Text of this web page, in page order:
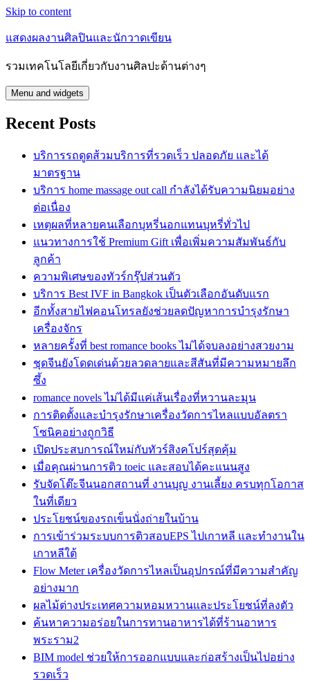
Skip to content
แสดงผลงานศิลปินและนักวาดเขียน
รวมเทคโนโลยีเกี่ยวกับงานศิลปะด้านต่างๆ
Menu and widgets
Recent Posts
บริการรถดูดส้วมบริการที่รวดเร็ว ปลอดภัย และได้
มาตรฐาน
บริการ home massage out call กำลังได้รับความนิยมอย่าง
ต่อเนื่อง
เหตุผลที่หลายคนเลือกบุหรี่นอกแทนบุหรี่ทั่วไป
แนวทางการใช้ Premium Gift เพื่อเพิ่มความสัมพันธ์กับ
ลูกค้า
ความพิเศษของทัวร์กรุ๊ปส่วนตัว
บริการ Best IVF in Bangkok เป็นตัวเลือกอันดับแรก
อีกทั้งสายไฟคอนโทรลยังช่วยลดปัญหาการบำรุงรักษา
เครื่องจักร
หลายครั้งที่ best romance books ไม่ได้จบลงอย่างสวยงาม
ชุดจีนยังโดดเด่นด้วยลวดลายและสีสันที่มีความหมายลึก
ซึ้ง
romance novels ไม่ได้มีแค่เส้นเรื่องที่หวานละมุน
การติดตั้งและบำรุงรักษาเครื่องวัดการไหลแบบอัลตรา
โซนิคอย่างถูกวิธี
เปิดประสบการณ์ใหม่กับทัวร์สิงคโปร์สุดคุ้ม
เมื่อคุณผ่านการติว toeic และสอบได้คะแนนสูง
รับจัดโต๊ะจีนนอกสถานที่ งานบุญ งานเลี้ยง ครบทุกโอกาส
ในที่เดียว
ประโยชน์ของรถเข็นนั่งถ่ายในบ้าน
การเข้าร่วมระบบการติวสอบEPS ไปเกาหลี และทำงานใน
เกาหลีใต้
Flow Meter เครื่องวัดการไหลเป็นอุปกรณ์ที่มีความสำคัญ
อย่างมาก
ผลไม้ต่างประเทศความหอมหวานและประโยชน์ที่ลงตัว
ค้นหาความอร่อยในการทานอาหารได้ที่ร้านอาหาร
พระราม2
BIM model ช่วยให้การออกแบบและก่อสร้างเป็นไปอย่าง
รวดเร็ว